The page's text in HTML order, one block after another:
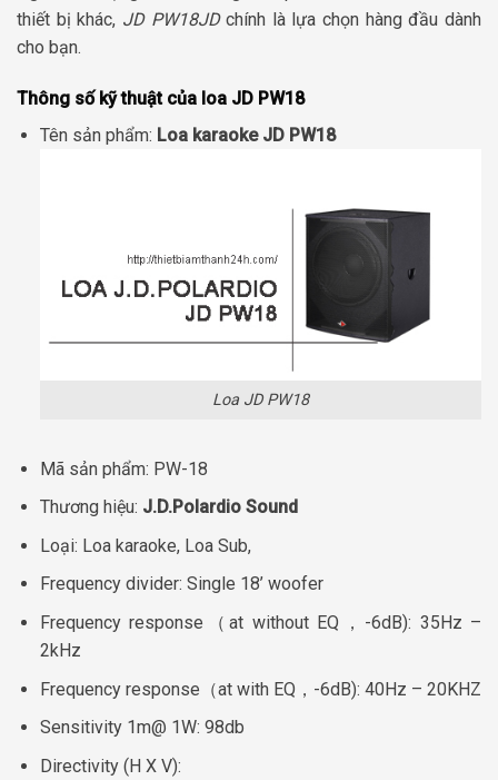
thiết bị khác, JD PW18JDchính là lựa chọn hàng đầu dành
cho bạn.
Thông số kỹ thuật của loa JD PW18
Tên sản phẩm: Loa karaoke JD PW18
Loa JD PW18
Mã sản phẩm: PW-18
Thương hiệu: J.D.Polardio Sound
Loại: Loa karaoke, Loa Sub,
Frequency divider: Single 18’ woofer
Frequency response（at without EQ，-6dB): 35Hz –
2kHz
Frequency response（at with EQ，-6dB): 40Hz – 20KHZ
Sensitivity 1m@ 1W: 98db
Directivity (H X V):